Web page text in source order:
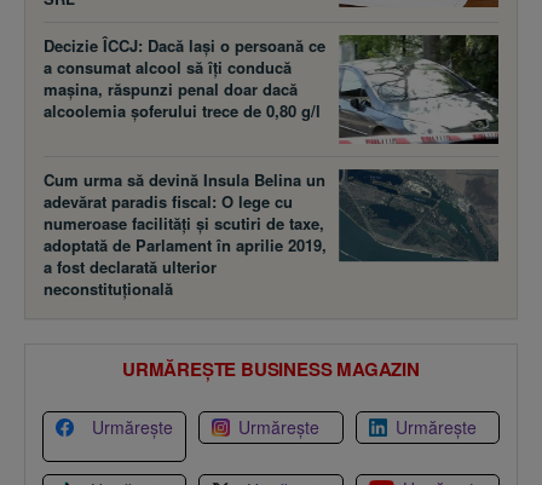
Decizie ÎCCJ: Dacă laşi o persoană ce
a consumat alcool să îţi conducă
maşina, răspunzi penal doar dacă
alcoolemia şoferului trece de 0,80 g/l
Cum urma să devină Insula Belina un
adevărat paradis fiscal: O lege cu
numeroase facilităţi şi scutiri de taxe,
adoptată de Parlament în aprilie 2019,
a fost declarată ulterior
neconstituţională
URMĂREȘTE BUSINESS MAGAZIN
Urmărește Urmărește Urmărește